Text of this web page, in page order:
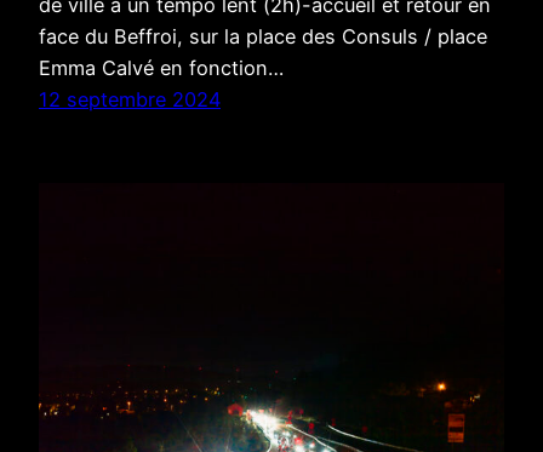
face du Beffroi, sur la place des Consuls / place
Emma Calvé en fonction…
12 septembre 2024